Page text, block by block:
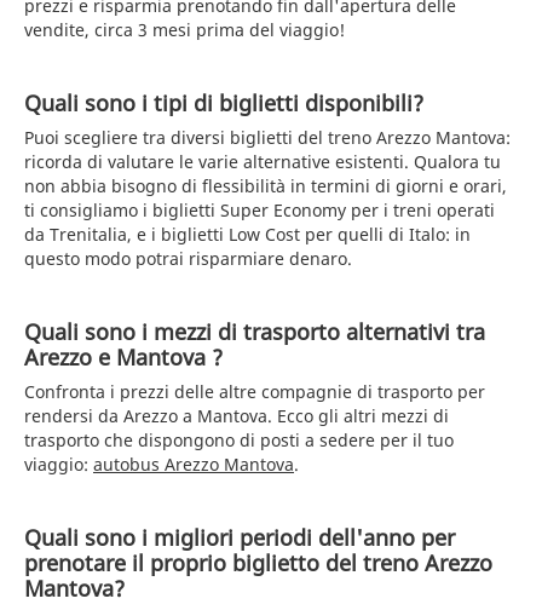
prezzi e risparmia prenotando fin dall'apertura delle
vendite, circa 3 mesi prima del viaggio!
Quali sono i tipi di biglietti disponibili?
Puoi scegliere tra diversi biglietti del treno Arezzo Mantova:
ricorda di valutare le varie alternative esistenti. Qualora tu
non abbia bisogno di flessibilità in termini di giorni e orari,
ti consigliamo i biglietti Super Economy per i treni operati
da Trenitalia, e i biglietti Low Cost per quelli di Italo: in
questo modo potrai risparmiare denaro.
Quali sono i mezzi di trasporto alternativi tra
Arezzo e Mantova ?
Confronta i prezzi delle altre compagnie di trasporto per
rendersi da Arezzo a Mantova. Ecco gli altri mezzi di
trasporto che dispongono di posti a sedere per il tuo
viaggio: autobus Arezzo Mantova.
Quali sono i migliori periodi dell'anno per
prenotare il proprio biglietto del treno Arezzo
Mantova?